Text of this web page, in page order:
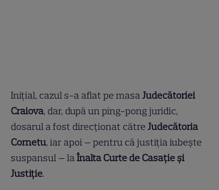
Inițial, cazul s-a aflat pe masaJudecătoriei
Craiova, dar, după un ping-pong juridic,
dosarul a fost direcționat cătreJudecătoria
Cornetu, iar apoi — pentru că justiția iubește
suspansul — laÎnalta Curte de Casație și
Justiție.